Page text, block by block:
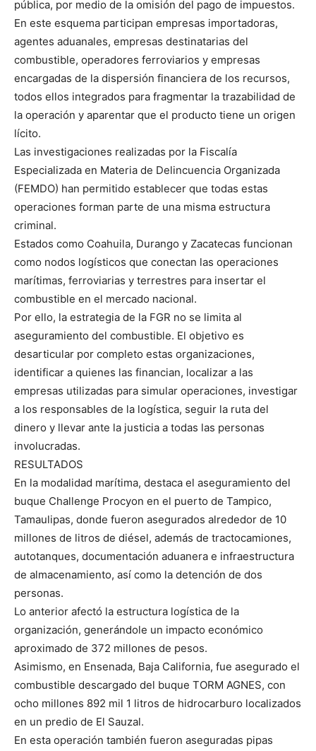
pública, por medio de la omisión del pago de impuestos.
En este esquema participan empresas importadoras,
agentes aduanales, empresas destinatarias del
combustible, operadores ferroviarios y empresas
encargadas de la dispersión financiera de los recursos,
todos ellos integrados para fragmentar la trazabilidad de
la operación y aparentar que el producto tiene un origen
lícito.
Las investigaciones realizadas por la Fiscalía
Especializada en Materia de Delincuencia Organizada
(FEMDO) han permitido establecer que todas estas
operaciones forman parte de una misma estructura
criminal.
Estados como Coahuila, Durango y Zacatecas funcionan
como nodos logísticos que conectan las operaciones
marítimas, ferroviarias y terrestres para insertar el
combustible en el mercado nacional.
Por ello, la estrategia de la FGR no se limita al
aseguramiento del combustible. El objetivo es
desarticular por completo estas organizaciones,
identificar a quienes las financian, localizar a las
empresas utilizadas para simular operaciones, investigar
a los responsables de la logística, seguir la ruta del
dinero y llevar ante la justicia a todas las personas
involucradas.
RESULTADOS
En la modalidad marítima, destaca el aseguramiento del
buque Challenge Procyon en el puerto de Tampico,
Tamaulipas, donde fueron asegurados alrededor de 10
millones de litros de diésel, además de tractocamiones,
autotanques, documentación aduanera e infraestructura
de almacenamiento, así como la detención de dos
personas.
Lo anterior afectó la estructura logística de la
organización, generándole un impacto económico
aproximado de 372 millones de pesos.
Asimismo, en Ensenada, Baja California, fue asegurado el
combustible descargado del buque TORM AGNES, con
ocho millones 892 mil 1 litros de hidrocarburo localizados
en un predio de El Sauzal.
En esta operación también fueron aseguradas pipas